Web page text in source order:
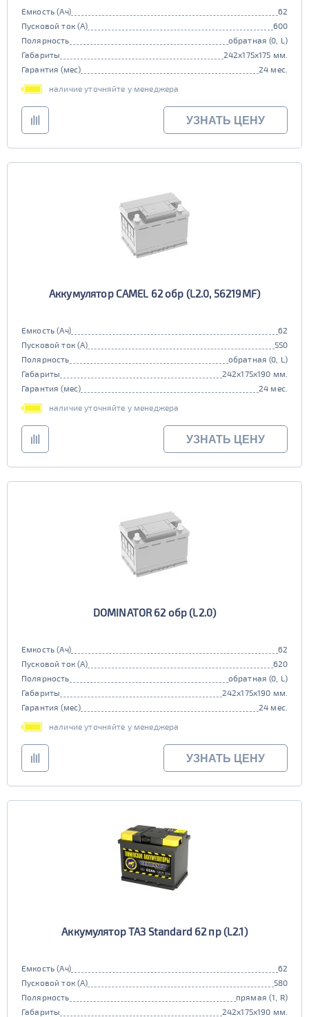
Емкость (Ач)
62
Пусковой ток (А)
600
Полярность
обратная (0, L)
Габариты
242x175x175 мм.
Гарантия (мес)
24 мес.
наличие уточняйте у менеджера
УЗНАТЬ ЦЕНУ
Аккумулятор CAMEL 62 обр (L2.0, 56219MF)
Емкость (Ач)
62
Пусковой ток (А)
550
Полярность
обратная (0, L)
Габариты
242x175x190 мм.
Гарантия (мес)
24 мес.
наличие уточняйте у менеджера
УЗНАТЬ ЦЕНУ
DOMINATOR 62 обр (L2.0)
Емкость (Ач)
62
Пусковой ток (А)
620
Полярность
обратная (0, L)
Габариты
242x175x190 мм.
Гарантия (мес)
24 мес.
наличие уточняйте у менеджера
УЗНАТЬ ЦЕНУ
Аккумулятор ТАЗ Standard 62 пр (L2.1)
Емкость (Ач)
62
Пусковой ток (А)
580
Полярность
прямая (1, R)
Габариты
242x175x190 мм.